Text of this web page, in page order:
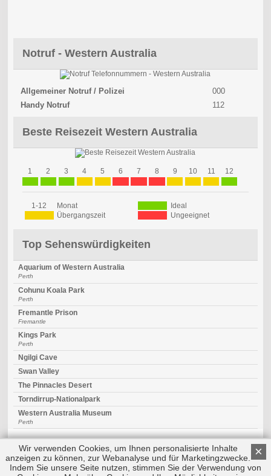
Notruf - Western Australia
Allgemeiner Notruf / Polizei
000
Handy Notruf
112
Beste Reisezeit Western Australia
1 2 3 4 5 6 7 8 9 10 11 12
1-12 Monat
Ideal
Übergangszeit
Ungeeignet
Top Sehenswürdigkeiten
Aquarium of Western Australia
Perth
Cohunu Koala Park
Perth
Fremantle Prison
Fremantle
Kings Park
Perth
Ngilgi Cave
Swan Valley
The Pinnacles Desert
Torndirrup-Nationalpark
Western Australia Museum
Perth
×
Wir verwenden Cookies, um Ihnen personalisierte Inhalte
anzeigen zu können, zur Webanalyse und für Marketingzwecke.
Indem Sie unsere Seite nutzen, stimmen Sie der Verwendung von